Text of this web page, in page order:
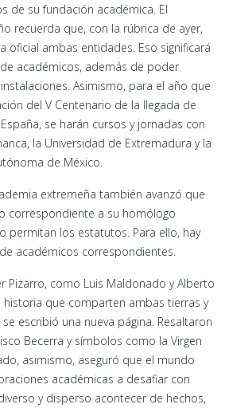
de su fundación académica. El
recuerda que, con la rúbrica de ayer,
oficial ambas entidades. Eso significará
académicos, además de poder
Asimismo, para el año que
del V Centenario de la llegada de
se harán cursos y jornadas con
la Universidad de Extremadura y la
de México.
extremeña también avanzó que
correspondiente a su homólogo
permitan los estatutos. Para ello, hay
académicos correspondientes.
Pizarro, como Luis Maldonado y Alberto
historia que comparten ambas tierras y
escribió una nueva página. Resaltaron
Becerra y símbolos como la Virgen
asimismo, aseguró que el mundo
académicas a desafiar con
y disperso acontecer de hechos,